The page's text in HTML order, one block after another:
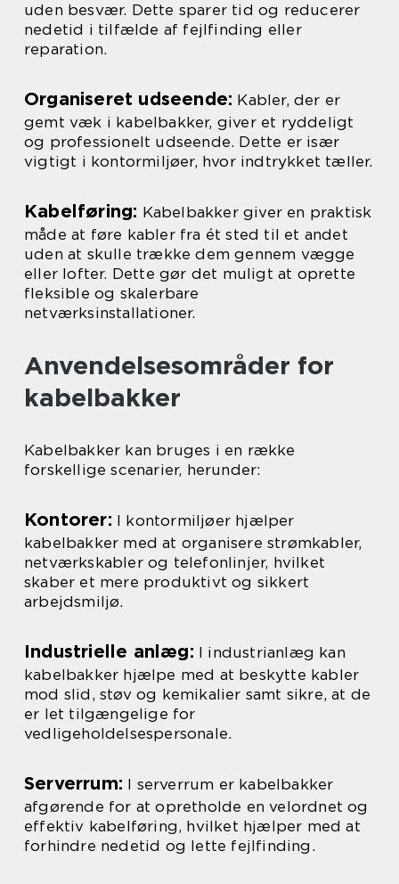
uden besvær. Dette sparer tid og reducerer
nedetid i tilfælde af fejlfinding eller
reparation.
Organiseret udseende: Kabler, der er
gemt væk i kabelbakker, giver et ryddeligt
og professionelt udseende. Dette er især
vigtigt i kontormiljøer, hvor indtrykket tæller.
Kabelføring: Kabelbakker giver en praktisk
måde at føre kabler fra ét sted til et andet
uden at skulle trække dem gennem vægge
eller lofter. Dette gør det muligt at oprette
fleksible og skalerbare
netværksinstallationer.
Anvendelsesområder for
kabelbakker
Kabelbakker kan bruges i en række
forskellige scenarier, herunder:
Kontorer: I kontormiljøer hjælper
kabelbakker med at organisere strømkabler,
netværkskabler og telefonlinjer, hvilket
skaber et mere produktivt og sikkert
arbejdsmiljø.
Industrielle anlæg: I industrianlæg kan
kabelbakker hjælpe med at beskytte kabler
mod slid, støv og kemikalier samt sikre, at de
er let tilgængelige for
vedligeholdelsespersonale.
Serverrum: I serverrum er kabelbakker
afgørende for at opretholde en velordnet og
effektiv kabelføring, hvilket hjælper med at
forhindre nedetid og lette fejlfinding.